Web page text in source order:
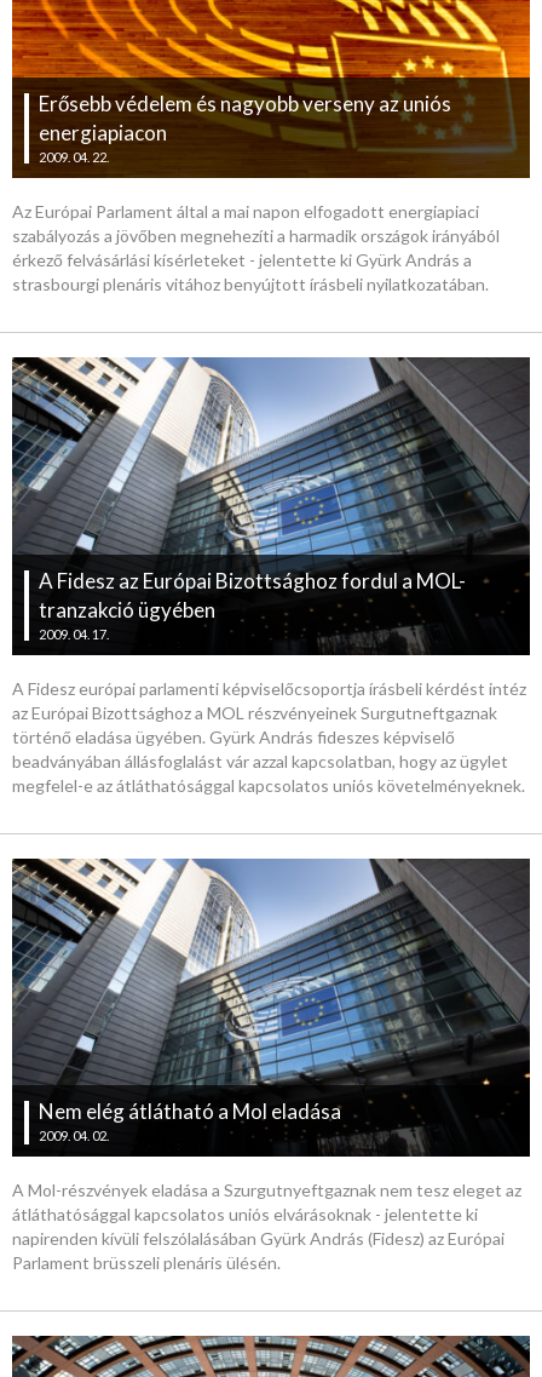
Erősebb védelem és nagyobb verseny az uniós
energiapiacon
2009. 04. 22.
Az Európai Parlament által a mai napon elfogadott energiapiaci
szabályozás a jövőben megnehezíti a harmadik országok irányából
érkező felvásárlási kísérleteket - jelentette ki Gyürk András a
strasbourgi plenáris vitához benyújtott írásbeli nyilatkozatában.
A Fidesz az Európai Bizottsághoz fordul a MOL-
tranzakció ügyében
2009. 04. 17.
A Fidesz európai parlamenti képviselőcsoportja írásbeli kérdést intéz
az Európai Bizottsághoz a MOL részvényeinek Surgutneftgaznak
történő eladása ügyében. Gyürk András fideszes képviselő
beadványában állásfoglalást vár azzal kapcsolatban, hogy az ügylet
megfelel-e az átláthatósággal kapcsolatos uniós követelményeknek.
Nem elég átlátható a Mol eladása
2009. 04. 02.
A Mol-részvények eladása a Szurgutnyeftgaznak nem tesz eleget az
átláthatósággal kapcsolatos uniós elvárásoknak - jelentette ki
napirenden kívüli felszólalásában Gyürk András (Fidesz) az Európai
Parlament brüsszeli plenáris ülésén.